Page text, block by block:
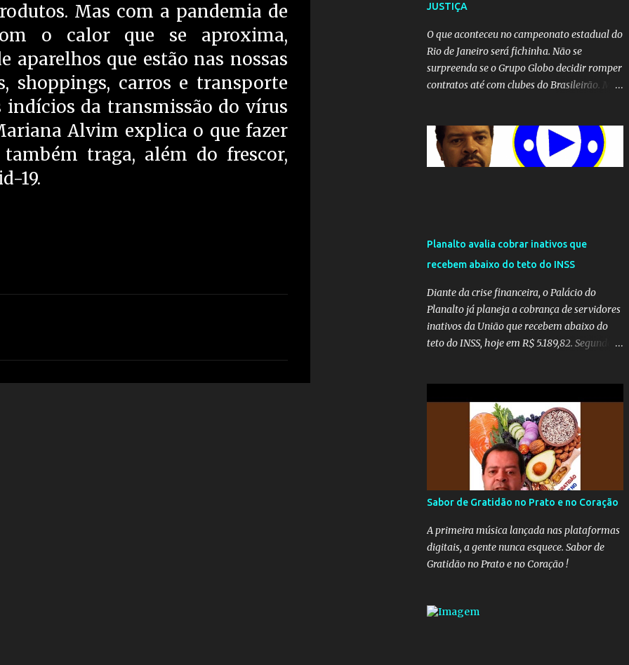
Mas com a pandemia de
o calor que se aproxima,
aparelhos que estão nas nossas
shoppings, carros e transporte
da transmissão do vírus
Alvim explica o que fazer
traga, além do frescor,
19.
JUSTIÇA
O que aconteceu no campeonato estadual do
Rio de Janeiro será fichinha. Não se
surpreenda se o Grupo Globo decidir romper
contratos até com clubes do Brasileirão. Mas
seu monopólio.
Planalto avalia cobrar inativos que
recebem abaixo do teto do INSS
Diante da crise financeira, o Palácio do
Planalto já planeja a cobrança de servidores
inativos da União que recebem abaixo do
teto do INSS, hoje em R$ 5.189,82. Segundo
Atualmente, os inativos da União recolhem
11% sobre o que vai além do teto do INSS. A
ideia é aumentar o percentual de
recolhimento para 14%. De acordo com a
publicação, a reforma da Previdência Social
também está sendo analisada pelos
governadores, que querem subir a taxa de
recolhimento. Nesse caso, seriam atingidos
os inativos da União e dos estados.
Atualmente, o teto do INSS é de R$ 5.189,82
Sabor de Gratidão no Prato e no Coração
A primeira música lançada nas plataformas
digitais, a gente nunca esquece. Sabor de
Gratidão no Prato e no Coração !